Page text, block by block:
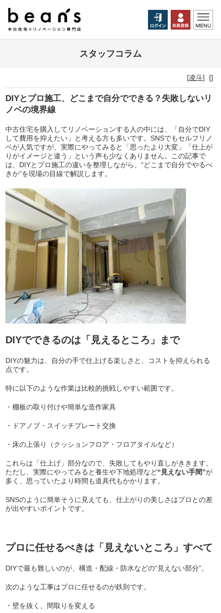
スタッフコラム
[凌斗] []
DIYとプロ施工、どこまで自分でできる？失敗しないリ
ノベの境界線
中古住宅を購入してリノベーションする人の中には、「自分でDIY
して費用を抑えたい」と考える方も多いです。SNSでもセルフリノ
ベが人気ですが、実際にやってみると「思ったより大変」「仕上が
りがイメージと違う」という声も少なくありません。この記事で
は、DIYとプロ施工の違いを整理しながら、“どこまで自分でやるべ
きか”を現場の目線で解説します。
DIYでできるのは「見えるところ」まで
DIYの魅力は、自分の手で仕上げる楽しさと、コストを抑えられる
点です。
特に以下のような作業は比較的挑戦しやすい範囲です。
・棚板の取り付けや簡単な造作家具
・ドアノブ・スイッチプレート交換
・床の上張り（クッションフロア・フロアタイルなど）
これらは「仕上げ」部分なので、失敗してもやり直しがききます。
ただし、実際にやってみると養生や下地処理など“見えない手間”が
多く、思っていたより時間も道具代もかかります。
SNSのように簡単そうに見えても、仕上がりの美しさはプロとの差
が出やすいポイントです。
プロに任せるべきは「見えないところ」すべて
DIYで最も難しいのが、構造・配線・防水などの“見えない部分”。
次のような工事はプロに任せるのが鉄則です。
・壁を抜く、間取りを変える